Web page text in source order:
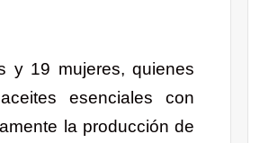
y 19 mujeres, quienes
esenciales con
la producción de